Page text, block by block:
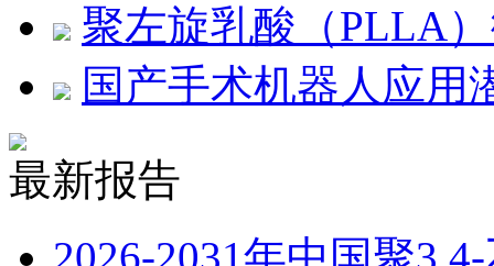
聚左旋乳酸（PLLA
国产手术机器人应用
最新报告
2026-2031年中国聚